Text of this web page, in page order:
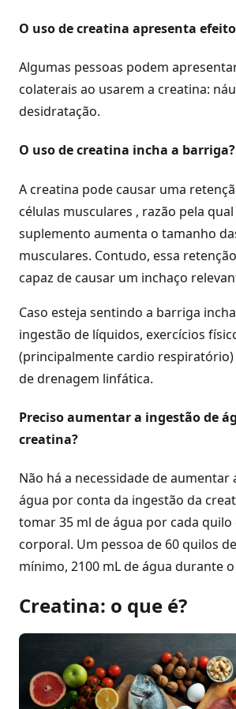
O uso de creatina apresenta
Algumas pessoas podem
colaterais ao usarem a creatina:
desidratação.
O uso de creatina incha a barriga?
A creatina pode causar uma
células musculares , razão pela
suplemento aumenta o tamanho
musculares. Contudo, essa
capaz de causar um inchaço
Caso esteja sentindo a barriga
ingestão de líquidos, exercícios
(principalmente cardio respiratório)
de drenagem linfática.
Preciso aumentar a ingestão de
creatina?
Não há a necessidade de aumentar
água por conta da ingestão da
tomar 35 ml de água por cada quilo
corporal. Um pessoa de 60 quilos
mínimo, 2100 mL de água durante
Creatina: o que é?